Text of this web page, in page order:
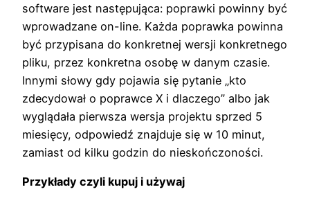
software jest następująca: poprawki powinny być
wprowadzane on-line. Każda poprawka powinna
być przypisana do konkretnej wersji konkretnego
pliku, przez konkretna osobę w danym czasie.
Innymi słowy gdy pojawia się pytanie „kto
zdecydował o poprawce X i dlaczego” albo jak
wyglądała pierwsza wersja projektu sprzed 5
miesięcy, odpowiedź znajduje się w 10 minut,
zamiast od kilku godzin do nieskończoności.
Przykłady czyli kupuj i używaj